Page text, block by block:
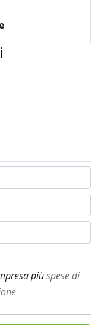
piùspese di